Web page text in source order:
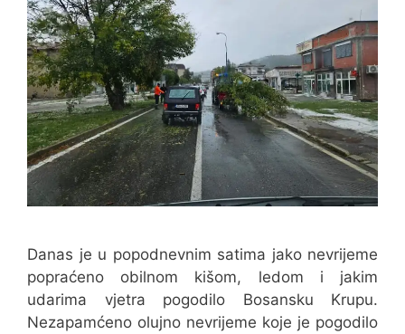
Danas je u popodnevnim satima jako nevrijeme
popraćeno obilnom kišom, ledom i jakim
udarima vjetra pogodilo Bosansku Krupu.
Nezapamćeno olujno nevrijeme koje je pogodilo